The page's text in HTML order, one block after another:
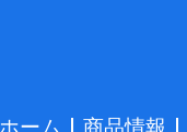
ホーム 商品情報